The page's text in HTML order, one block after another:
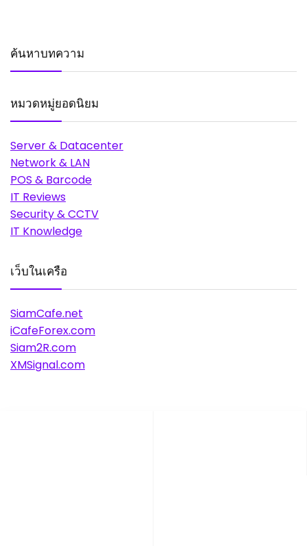
ค้นหาบทความ
หมวดหมู่ยอดนิยม
Server & Datacenter
Network & LAN
POS & Barcode
IT Reviews
Security & CCTV
IT Knowledge
เว็บในเครือ
SiamCafe.net
iCafeForex.com
Siam2R.com
XMSignal.com